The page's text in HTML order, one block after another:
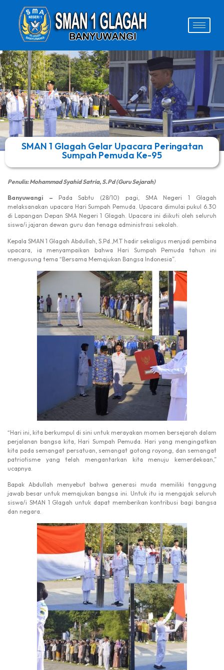
SMAN 1 Glagah Gelar Upacara Peringatan
Sumpah Pemuda Ke-95
Penulis: Mohammad Syahid Satria, S.Pd (Guru Sejarah)
Banyuwangi – Pada Sabtu (28/10) pagi, SMA Negeri 1 Glagah
melaksanakan upacara Hari Sumpah Pemuda. Upacara dimulai pukul 6.30
di Lapangan Depan SMA Negeri 1 Glagah. Upacara ini diikuti oleh seluruh
siswa/i jajaran dewan guru dan tenaga administrasi sekolah.
Kepala SMAN 1 Glagah Abdullah, S.Pd.,M.T hadir sekaligus menjadi pembina
upacara, ia menyampaikan bahwa Hari Sumpah Pemuda tahun ini
mengusung tema “Bersama Memajukan Bangsa Indonesia”.
“Hari ini, kita berkumpul di sini untuk merayakan momen bersejarah dalam
perjalanan bangsa kita, Hari Sumpah Pemuda. Hari yang mengingatkan
kita pada semangat persatuan, semangat gotong royong, dan semangat
patriotisme yang telah mengantarkan kita menuju kemerdekaan,”
ucapnya.
Bapak Abdullah menyebut bahwa generasi muda memiliki tanggung
jawab besar untuk memajukan bangsa ini. Untuk itu ia mengajak seluruh
siswa/i SMAN 1 Glagah untuk dapat memberikan kontribusi bagi bangsa
dan negara.